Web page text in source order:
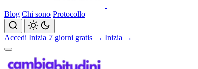
Blog Chi sono Protocollo
Accedi Inizia 7 giorni gratis → Inizia →